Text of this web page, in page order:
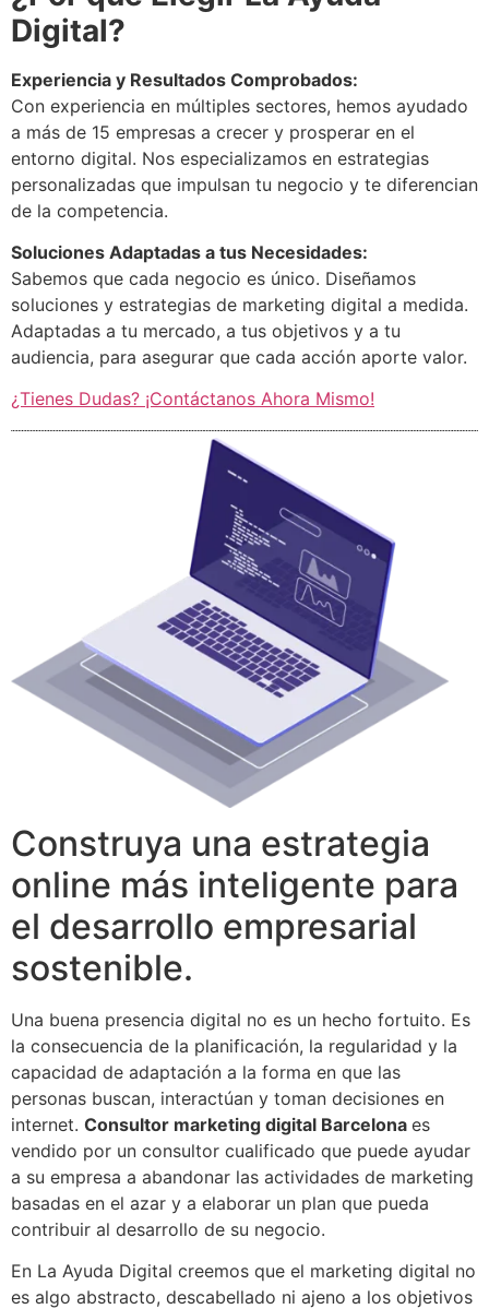
Digital?
Experiencia y Resultados Comprobados:
Con experiencia en múltiples sectores, hemos ayudado
a más de 15 empresas a crecer y prosperar en el
entorno digital. Nos especializamos en estrategias
personalizadas que impulsan tu negocio y te diferencian
de la competencia.
Soluciones Adaptadas a tus Necesidades:
Sabemos que cada negocio es único. Diseñamos
soluciones y estrategias de marketing digital a medida.
Adaptadas a tu mercado, a tus objetivos y a tu
audiencia, para asegurar que cada acción aporte valor.
¿Tienes Dudas? ¡Contáctanos Ahora Mismo!
Construya una estrategia
online más inteligente para
el desarrollo empresarial
sostenible.
Una buena presencia digital no es un hecho fortuito. Es
la consecuencia de la planificación, la regularidad y la
capacidad de adaptación a la forma en que las
personas buscan, interactúan y toman decisiones en
internet. Consultor marketing digital Barcelona es
vendido por un consultor cualificado que puede ayudar
a su empresa a abandonar las actividades de marketing
basadas en el azar y a elaborar un plan que pueda
contribuir al desarrollo de su negocio.
En La Ayuda Digital creemos que el marketing digital no
es algo abstracto, descabellado ni ajeno a los objetivos